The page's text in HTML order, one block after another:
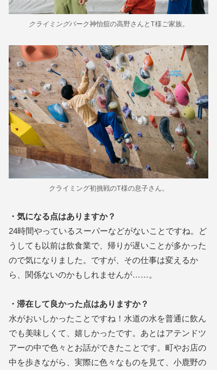
クライミングパーク神怡舘の高野さんとT様ご家族。
クライミング初挑戦のT様の息子さん。
・気になる点はありますか？
24時間やっているスーパーなどがないことですね。ど
うしても以前は飲食業で、帰りが遅いことが多かった
ので気になりました。ですが、その仕事は変えるか
ら、関係ないのかもしれませんが……。
・滞在して良かった点はありますか？
水がおいしかったことですね！水道の水を普通に飲ん
でも美味しくて、嬉しかったです。あとはアテンドツ
アーの中で色々とお話ができたことです。町やお店の
中を歩きながら、実際に色々なものを見て、小鹿野の